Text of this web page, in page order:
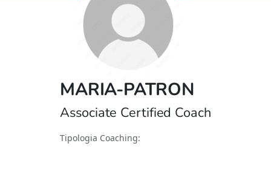
MARIA-PATRON
Associate Certified Coach
Tipologia Coaching: